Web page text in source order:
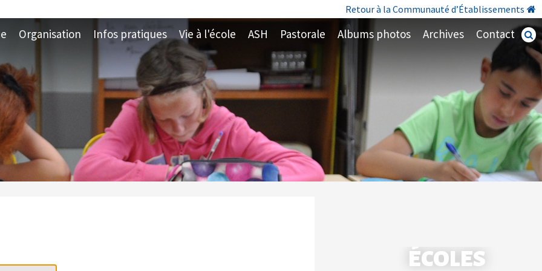
Retour à la Communauté d’Établissements
Organisation Infos pratiques Vie à l'école ASH Pastorale Albums photos Archives Contact
ÉCOLES